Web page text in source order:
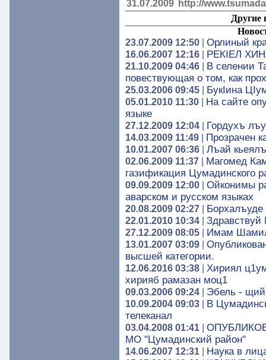
31.07.2009 http://
Другие
23.07.2009 12:50
Орлиный
16.06.2007 12:16 РЕКIЕЛ
21.10.2009 04:46
В селении
повествующая о том, как
25.03.2006 09:45 БукIина
05.01.2010 11:30
На сайте
языке
27.12.2009 12:04 Гордухъ
14.03.2009 11:49 Прозрачен
10.01.2007 06:36 Лъай
02.06.2009 11:37
Магомед
газификация Цумадинского
09.09.2009 12:00
Ойконимы
аварском и русском языках
20.08.2009 02:27 Борхалъуде
22.01.2010 10:34
27.12.2009 08:05 Имам
13.01.2007 03:09
высшей категории.
12.06.2016 03:38
Хириял
хирияб рамазан моц1
09.03.2006 09:24 Эбель - щий
10.09.2004 09:03
В
телеканал
03.04.2008 01:41
МО "Цумадинский район"
14.06.2007 12:31 Наука в